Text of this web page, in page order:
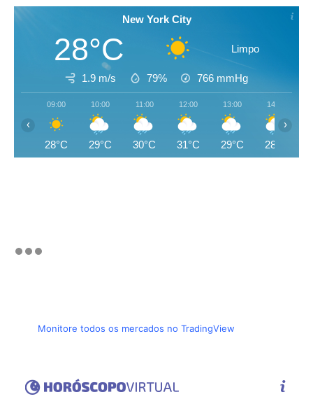
New York City
28°C Limpo
1.9 m/s 79% 766 mmHg
09:00
28°C
10:00
29°C
11:00
30°C
12:00
31°C
13:00
29°C
14:00
28°C
‹ ›
Monitore todos os mercados no TradingView